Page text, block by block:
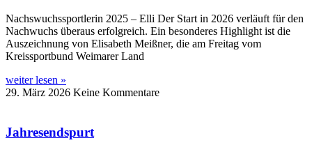
Nachswuchssportlerin 2025 – Elli Der Start in 2026 verläuft für den
Nachwuchs überaus erfolgreich. Ein besonderes Highlight ist die
Auszeichnung von Elisabeth Meißner, die am Freitag vom
Kreissportbund Weimarer Land
weiter lesen »
29. März 2026 Keine Kommentare
Jahresendspurt